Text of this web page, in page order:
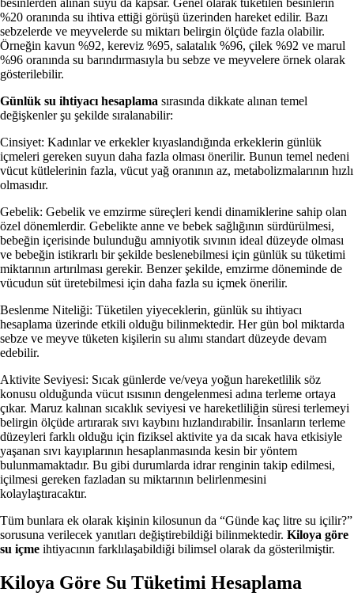
besinlerden alınan suyu da kapsar. Genel olarak tüketilen besinlerin
%20 oranında su ihtiva ettiği görüşü üzerinden hareket edilir. Bazı
sebzelerde ve meyvelerde su miktarı belirgin ölçüde fazla olabilir.
Örneğin kavun %92, kereviz %95, salatalık %96, çilek %92 ve marul
%96 oranında su barındırmasıyla bu sebze ve meyvelere örnek olarak
gösterilebilir.
Günlük su ihtiyacı hesaplama sırasında dikkate alınan temel
değişkenler şu şekilde sıralanabilir:
Cinsiyet: Kadınlar ve erkekler kıyaslandığında erkeklerin günlük
içmeleri gereken suyun daha fazla olması önerilir. Bunun temel nedeni
vücut kütlelerinin fazla, vücut yağ oranının az, metabolizmalarının hızlı
olmasıdır.
Gebelik: Gebelik ve emzirme süreçleri kendi dinamiklerine sahip olan
özel dönemlerdir. Gebelikte anne ve bebek sağlığının sürdürülmesi,
bebeğin içerisinde bulunduğu amniyotik sıvının ideal düzeyde olması
ve bebeğin istikrarlı bir şekilde beslenebilmesi için günlük su tüketimi
miktarının artırılması gerekir. Benzer şekilde, emzirme döneminde de
vücudun süt üretebilmesi için daha fazla su içmek önerilir.
Beslenme Niteliği: Tüketilen yiyeceklerin, günlük su ihtiyacı
hesaplama üzerinde etkili olduğu bilinmektedir. Her gün bol miktarda
sebze ve meyve tüketen kişilerin su alımı standart düzeyde devam
edebilir.
Aktivite Seviyesi: Sıcak günlerde ve/veya yoğun hareketlilik söz
konusu olduğunda vücut ısısının dengelenmesi adına terleme ortaya
çıkar. Maruz kalınan sıcaklık seviyesi ve hareketliliğin süresi terlemeyi
belirgin ölçüde artırarak sıvı kaybını hızlandırabilir. İnsanların terleme
düzeyleri farklı olduğu için fiziksel aktivite ya da sıcak hava etkisiyle
yaşanan sıvı kayıplarının hesaplanmasında kesin bir yöntem
bulunmamaktadır. Bu gibi durumlarda idrar renginin takip edilmesi,
içilmesi gereken fazladan su miktarının belirlenmesini
kolaylaştıracaktır.
Tüm bunlara ek olarak kişinin kilosunun da “Günde kaç litre su içilir?”
sorusuna verilecek yanıtları değiştirebildiği bilinmektedir. Kiloya göre
su içme ihtiyacının farklılaşabildiği bilimsel olarak da gösterilmiştir.
Kiloya Göre Su Tüketimi Hesaplama